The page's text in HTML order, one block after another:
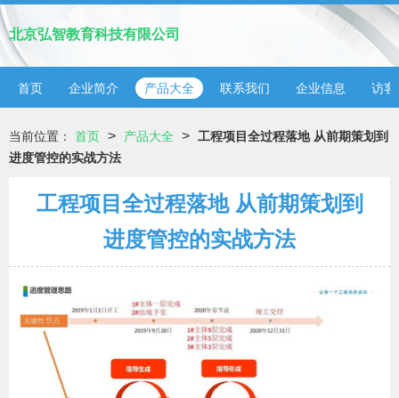
北京弘智教育科技有限公司
首页 企业简介 产品大全 联系我们 企业信息 访客
当前位置： 首页 > 产品大全 > 工程项目全过程落地 从前期策划到
进度管控的实战方法
工程项目全过程落地 从前期策划到
进度管控的实战方法